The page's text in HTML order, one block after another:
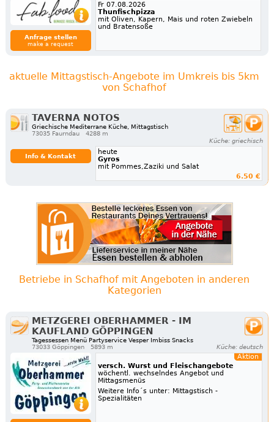
Anfrage stellen
make a request
Fr 07.08.2026
Thunfischpizza
mit Oliven, Kapern, Mais und roten Zwiebeln
und Bratensoße
aktuelle Mittagstisch-Angebote im Umkreis bis 5km
von Schafhof
TAVERNA NOTOS
Griechische Mediterrane Küche, Mittagstisch
73035 Faurndau
4288 m
Küche: griechisch
Info & Kontakt
heute
Gyros
mit Pommes,Zaziki und Salat
6.50 €
Betriebe in Schafhof mit Angeboten in anderen
Kategorien
METZGEREI OBERHAMMER - IM
KAUFLAND GÖPPINGEN
Tagessessen Menü Partyservice Vesper Imbiss Snacks
73033 Göppingen
5893 m Küche: deutsch
Aktion
versch. Wurst und Fleischangebote
wöchentl. wechselndes Angebot und
Mittagsmenüs
Weitere Info´s unter: Mittagstisch -
Spezialitäten